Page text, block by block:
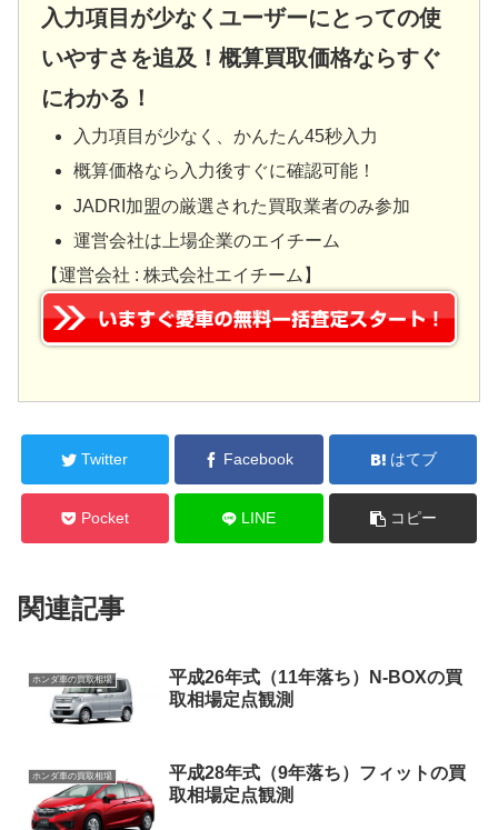
入力項目が少なくユーザーにとっての使
いやすさを追及！概算買取価格ならすぐ
にわかる！
入力項目が少なく、かんたん45秒入力
概算価格なら入力後すぐに確認可能！
JADRI加盟の厳選された買取業者のみ参加
運営会社は上場企業のエイチーム
【運営会社 : 株式会社エイチーム】
Twitter Facebook はてブ
Pocket LINE コピー
関連記事
ホンダ車の買取相場
平成26年式（11年落ち）N-BOXの買
取相場定点観測
ホンダ車の買取相場
平成28年式（9年落ち）フィットの買
取相場定点観測